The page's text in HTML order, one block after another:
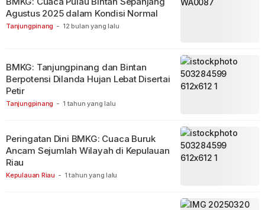
Tanjungpinang - 12 bulan yang lalu
Agustus 2025 dalam Kondisi Normal
Tanjungpinang - 1 tahun yang lalu
BMKG: Tanjungpinang dan Bintan
Berpotensi Dilanda Hujan Lebat Disertai
Petir
Kepulauan Riau - 1 tahun yang lalu
Peringatan Dini BMKG: Cuaca Buruk
Ancam Sejumlah Wilayah di Kepulauan
Riau